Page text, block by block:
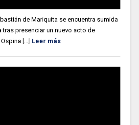
de Mariquita se encuentra sumida
tras presenciar un nuevo acto de
[...] Leer más